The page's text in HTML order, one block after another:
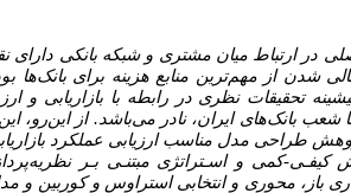
در ارتباط میان مشتری و شبکه بانکی
شدن از مهم‌ترین منابع هزینه برای بانک‌ها
تحقیقات نظری در رابطه با بازاریابی
با شعب بانک‌های ایران، نادر می‌باشد. از
طراحی مدل مناسب ارزیابی عملکرد
کمی و اسـتراتژی مبتنـی بـر
باز، محوری و انتخابی استراوس و کوربین و